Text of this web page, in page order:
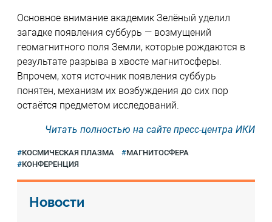
Основное внимание академик Зелёный уделил
загадке появления суббурь — возмущений
геомагнитного поля Земли, которые рождаются в
результате разрыва в хвосте магнитосферы.
Впрочем, хотя источник появления суббурь
понятен, механизм их возбуждения до сих пор
остаётся предметом исследований.
Читать полностью на сайте пресс-центра ИКИ
КОСМИЧЕСКАЯ ПЛАЗМА
МАГНИТОСФЕРА
КОНФЕРЕНЦИЯ
Новости